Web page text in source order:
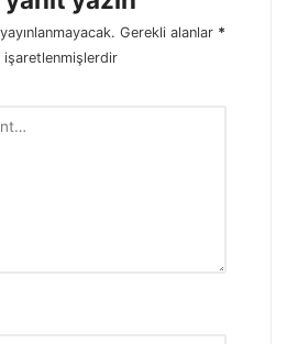
Gerekli alanlar *
işaretlenmişlerdir